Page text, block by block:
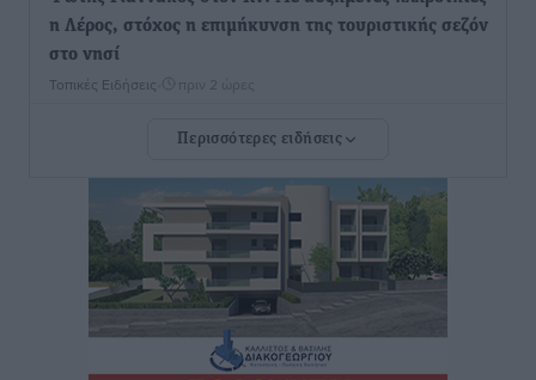
η Λέρος, στόχος η επιμήκυνση της τουριστικής σεζόν
στο νησί
Τοπικές Ειδήσεις πριν 2 ώρες
Α.Σ. Ρόδος: Πρώτη… στην νέα σελίδα των «ελαφιών»
(φωτορεπορτάζ)
πριν 3 ώρες
Στίβος: Οι βαθμολογίες των συλλόγων της
Δωδεκανήσου
πριν 3 ώρες
Περισσότερες ειδήσεις